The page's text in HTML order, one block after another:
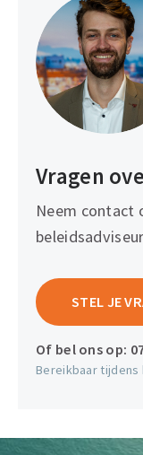
Vragen
Neem contact
STEL JE
Of bel ons op:
Bereikbaar tijdens